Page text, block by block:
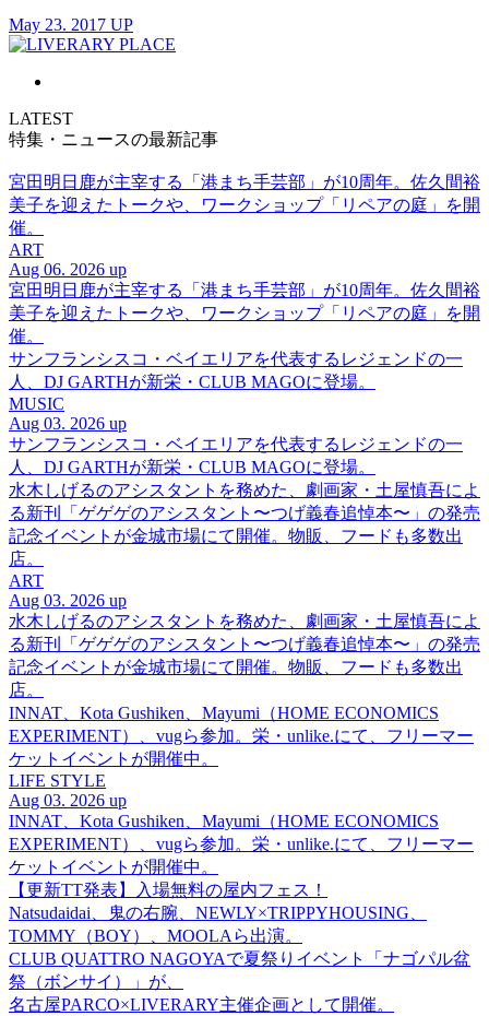
May 23. 2017 UP
LATEST
特集・ニュースの最新記事
宮田明日鹿が主宰する「港まち手芸部」が10周年。佐久間裕
美子を迎えたトークや、ワークショップ「リペアの庭」を開
催。
ART
Aug 06. 2026 up
宮田明日鹿が主宰する「港まち手芸部」が10周年。佐久間裕
美子を迎えたトークや、ワークショップ「リペアの庭」を開
催。
サンフランシスコ・ベイエリアを代表するレジェンドの一
人、DJ GARTHが新栄・CLUB MAGOに登場。
MUSIC
Aug 03. 2026 up
サンフランシスコ・ベイエリアを代表するレジェンドの一
人、DJ GARTHが新栄・CLUB MAGOに登場。
水木しげるのアシスタントを務めた、劇画家・土屋慎吾によ
る新刊「ゲゲゲのアシスタント〜つげ義春追悼本〜」の発売
記念イベントが金城市場にて開催。物販、フードも多数出
店。
ART
Aug 03. 2026 up
水木しげるのアシスタントを務めた、劇画家・土屋慎吾によ
る新刊「ゲゲゲのアシスタント〜つげ義春追悼本〜」の発売
記念イベントが金城市場にて開催。物販、フードも多数出
店。
INNAT、Kota Gushiken、Mayumi（HOME ECONOMICS
EXPERIMENT）、vugら参加。栄・unlike.にて、フリーマー
ケットイベントが開催中。
LIFE STYLE
Aug 03. 2026 up
INNAT、Kota Gushiken、Mayumi（HOME ECONOMICS
EXPERIMENT）、vugら参加。栄・unlike.にて、フリーマー
ケットイベントが開催中。
【更新TT発表】入場無料の屋内フェス！
Natsudaidai、鬼の右腕、NEWLY×TRIPPYHOUSING、
TOMMY（BOY）、MOOLAら出演。
CLUB QUATTRO NAGOYAで夏祭りイベント「ナゴパル盆
祭（ボンサイ）」が、
名古屋PARCO×LIVERARY主催企画として開催。